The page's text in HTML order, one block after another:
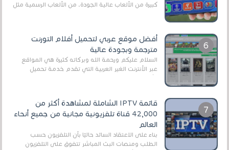
كبيرة من الألعاب عالية الجودة. من الألعاب الرسمية مثل
أفضل موقع عربي لتحميل أفلام التورنت
مترجمة وبجودة عالية
السلام عليكم ورحمة الله وبركاته كثيرة هي المواقع
عبر الأنترنت الغير العربية التي تقدم خدمة تحميل
قائمة IPTV الشاملة لمشاهدة أكثر من
42,000 قناة تلفزيونية مجانية من جميع أنحاء
العالم
بناءً على الاعتقاد السائد حاليًا بأن التلفزيون حسب
الطلب ومنصات البث المباشر تتفوق على التلفزيون